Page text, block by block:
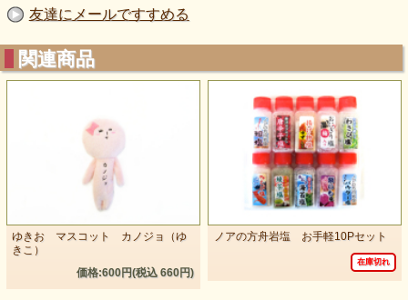
友達にメールですすめる
関連商品
ゆきお マスコット カノジョ（ゆ
きこ）
価格:600円(税込 660円)
ノアの方舟岩塩 お手軽10Pセット
在庫切れ